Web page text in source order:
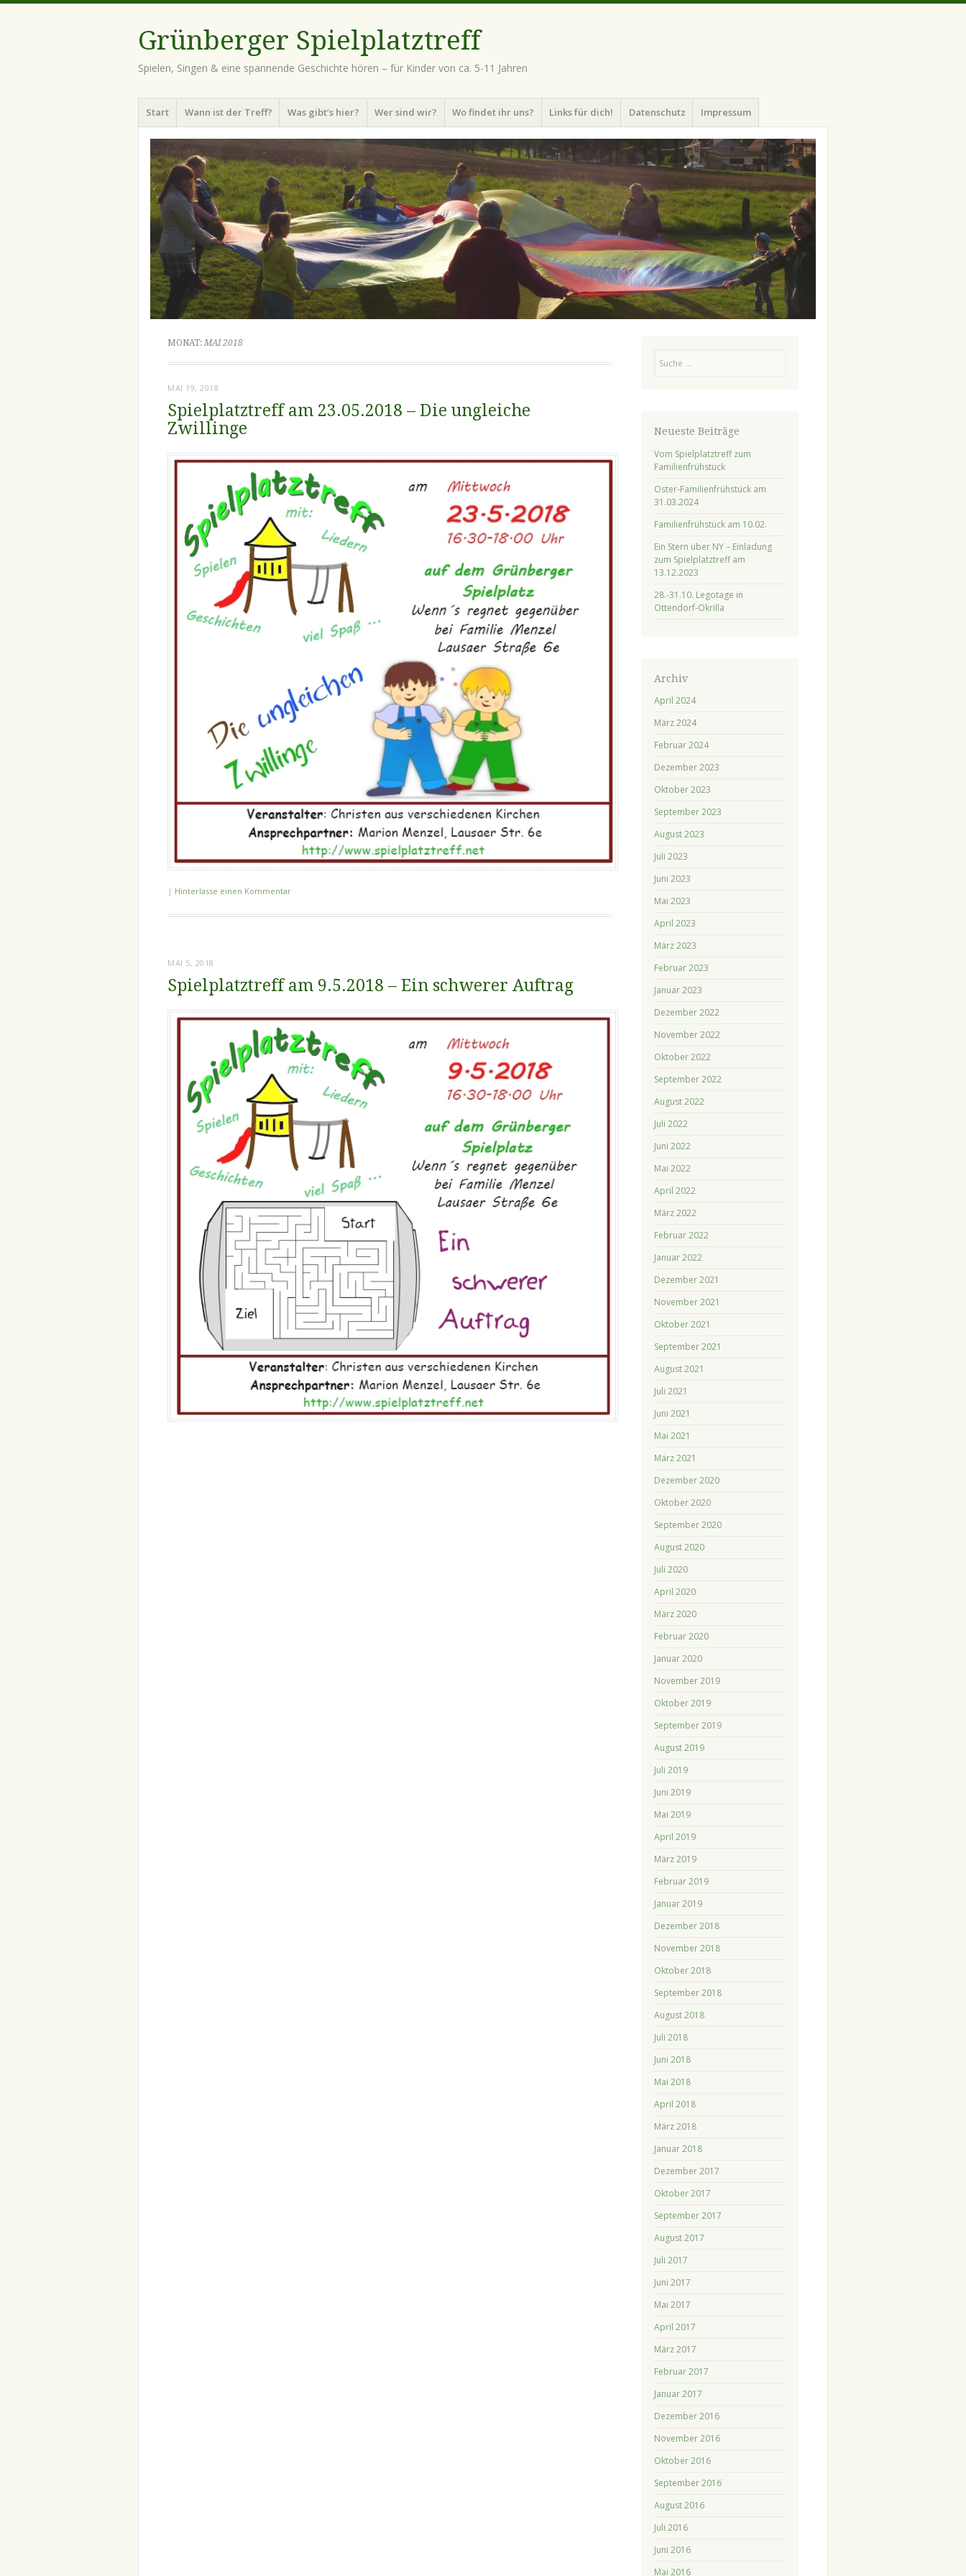
Grünberger Spielplatztreff
Spielen, Singen & eine spannende Geschichte hören – für Kinder von ca. 5-11 Jahren
Menü
Zum
Inhalt
springen
Start Wann ist der Treff? Was gibt’s hier? Wer sind wir? Wo findet ihr uns? Links für dich! Datenschutz Impressum
MONAT: MAI 2018
MAI 19, 2018
Spielplatztreff am 23.05.2018 – Die ungleiche
Zwillinge
| Hinterlasse einen Kommentar
MAI 5, 2018
Spielplatztreff am 9.5.2018 – Ein schwerer Auftrag
Neueste Beiträge
Vom Spielplatztreff zum
Familienfrühstück
Oster-Familienfrühstück am
31.03.2024
Familienfrühstück am 10.02.
Ein Stern über NY – Einladung
zum Spielplatztreff am
13.12.2023
28.-31.10. Legotage in
Ottendorf-Okrilla
Archiv
April 2024
März 2024
Februar 2024
Dezember 2023
Oktober 2023
September 2023
August 2023
Juli 2023
Juni 2023
Mai 2023
April 2023
März 2023
Februar 2023
Januar 2023
Dezember 2022
November 2022
Oktober 2022
September 2022
August 2022
Juli 2022
Juni 2022
Mai 2022
April 2022
März 2022
Februar 2022
Januar 2022
Dezember 2021
November 2021
Oktober 2021
September 2021
August 2021
Juli 2021
Juni 2021
Mai 2021
März 2021
Dezember 2020
Oktober 2020
September 2020
August 2020
Juli 2020
April 2020
März 2020
Februar 2020
Januar 2020
November 2019
Oktober 2019
September 2019
August 2019
Juli 2019
Juni 2019
Mai 2019
April 2019
März 2019
Februar 2019
Januar 2019
Dezember 2018
November 2018
Oktober 2018
September 2018
August 2018
Juli 2018
Juni 2018
Mai 2018
April 2018
März 2018
Januar 2018
Dezember 2017
Oktober 2017
September 2017
August 2017
Juli 2017
Juni 2017
Mai 2017
April 2017
März 2017
Februar 2017
Januar 2017
Dezember 2016
November 2016
Oktober 2016
September 2016
August 2016
Juli 2016
Juni 2016
Mai 2016